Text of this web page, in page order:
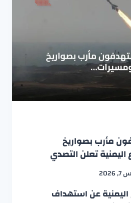
مأرب بصواريخ
تعلن التصدي
اليمنية عن استهداف